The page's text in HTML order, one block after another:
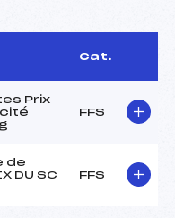
Cat.
Prix
FFS
de
DU SC
FFS